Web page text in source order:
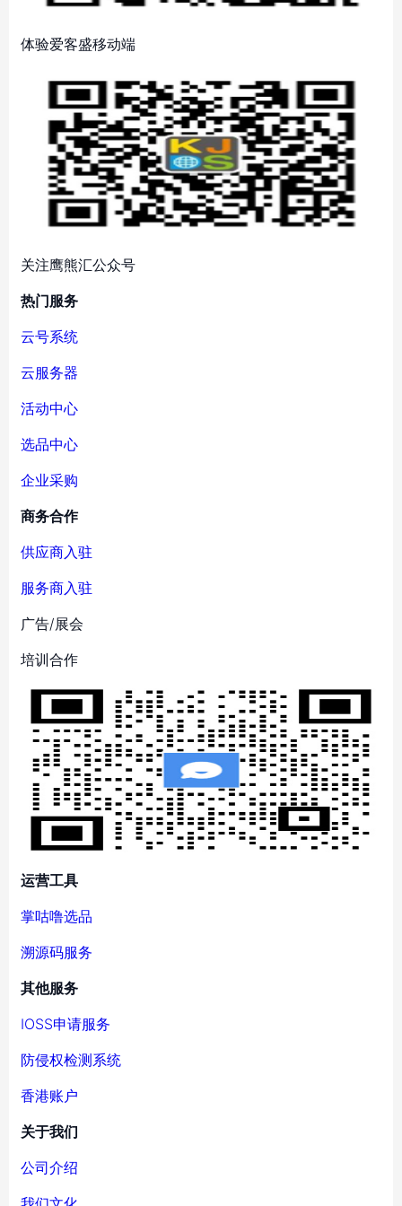
体验爱客盛移动端
关注鹰熊汇公众号
热门服务
云号系统
云服务器
活动中心
选品中心
企业采购
商务合作
供应商入驻
服务商入驻
广告/展会
培训合作
运营工具
掌咕噜选品
溯源码服务
其他服务
IOSS申请服务
防侵权检测系统
香港账户
关于我们
公司介绍